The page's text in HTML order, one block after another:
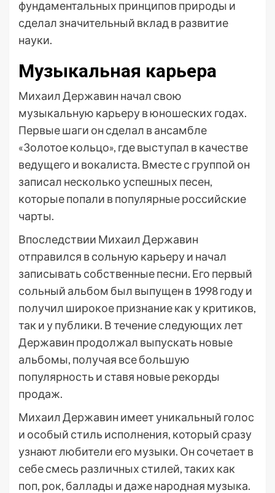
фундаментальных принципов природы и
сделал значительный вклад в развитие
науки.
Музыкальная карьера
Михаил Державин начал свою
музыкальную карьеру в юношеских годах.
Первые шаги он сделал в ансамбле
«Золотое кольцо», где выступал в качестве
ведущего и вокалиста. Вместе с группой он
записал несколько успешных песен,
которые попали в популярные российские
чарты.
Впоследствии Михаил Державин
отправился в сольную карьеру и начал
записывать собственные песни. Его первый
сольный альбом был выпущен в 1998 году и
получил широкое признание как у критиков,
так и у публики. В течение следующих лет
Державин продолжал выпускать новые
альбомы, получая все большую
популярность и ставя новые рекорды
продаж.
Михаил Державин имеет уникальный голос
и особый стиль исполнения, который сразу
узнают любители его музыки. Он сочетает в
себе смесь различных стилей, таких как
поп, рок, баллады и даже народная музыка.